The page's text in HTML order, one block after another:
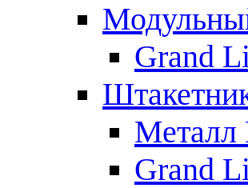
Grand
Металл
Grand